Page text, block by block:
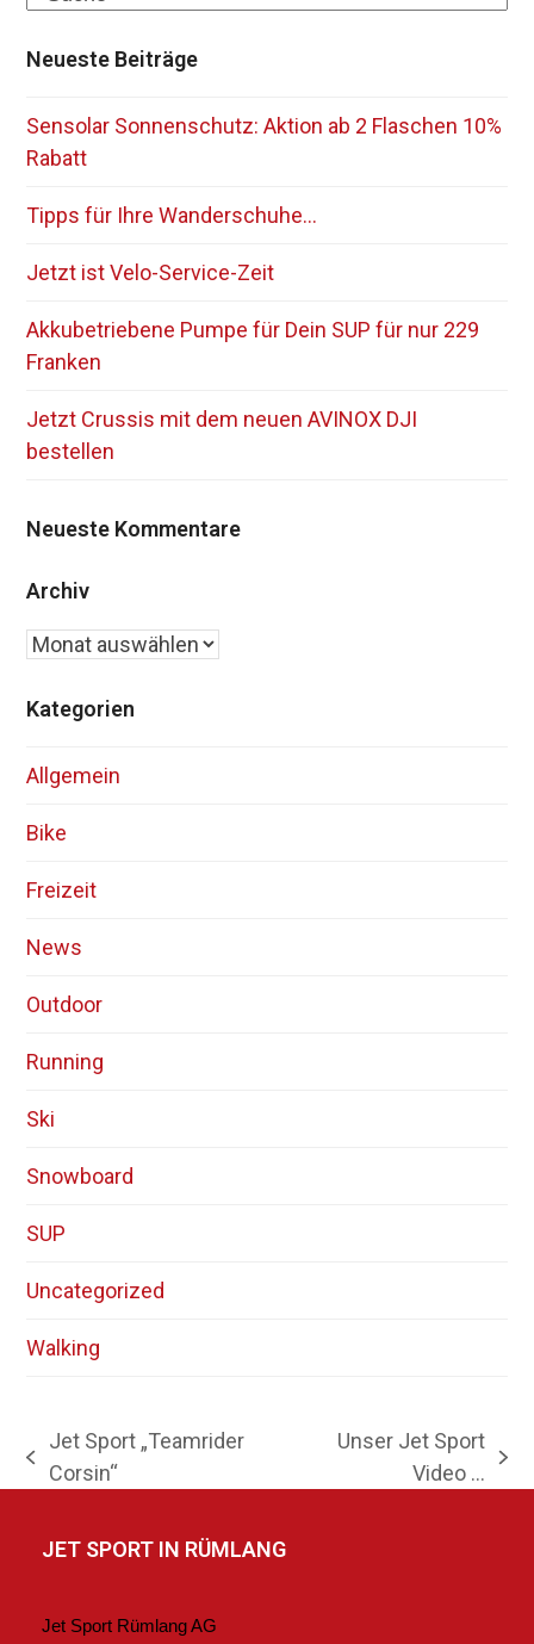
Neueste Beiträge
Sensolar Sonnenschutz: Aktion ab 2 Flaschen 10%
Rabatt
Tipps für Ihre Wanderschuhe…
Jetzt ist Velo-Service-Zeit
Akkubetriebene Pumpe für Dein SUP für nur 229
Franken
Jetzt Crussis mit dem neuen AVINOX DJI
bestellen
Neueste Kommentare
Archiv
Archiv
Kategorien
Allgemein
Bike
Freizeit
News
Outdoor
Running
Ski
Snowboard
SUP
Uncategorized
Walking
vorheriger
Jet Sport „Teamrider
Corsin“
Unser Jet Sport
Video …
JET SPORT IN RÜMLANG
Jet Sport Rümlang AG